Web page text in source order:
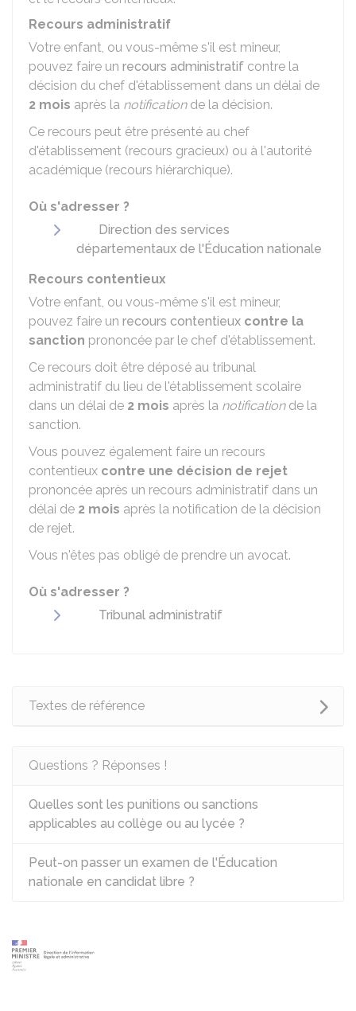
Recours administratif
Votre enfant, ou vous-même s'il est mineur,
pouvez faire un recours administratif contre la
décision du chef d'établissement dans un délai de
2 mois après la notificationde la décision.
Ce recours peut être présenté au chef
d'établissement (recours gracieux) ou à l'autorité
académique (recours hiérarchique).
Où s'adresser ?
Direction des services
départementaux de l'Éducation nationale
Recours contentieux
Votre enfant, ou vous-même s'il est mineur,
pouvez faire un recours contentieux contre la
sanction prononcée par le chef d'établissement.
Ce recours doit être déposé au tribunal
administratif du lieu de l'établissement scolaire
dans un délai de 2 mois après la notificationde la
sanction.
Vous pouvez également faire un recours
contentieux contre une décision de rejet
prononcée après un recours administratif dans un
délai de 2 mois après la notification de la décision
de rejet.
Vous n'êtes pas obligé de prendre un avocat.
Où s'adresser ?
Tribunal administratif
Textes de référence
Questions ? Réponses !
Quelles sont les punitions ou sanctions
applicables au collège ou au lycée ?
Peut-on passer un examen de l'Éducation
nationale en candidat libre ?